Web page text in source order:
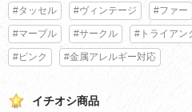
#タッセル #ヴィンテージ #ファー
#マーブル #サークル #トライアン
#ピンク #金属アレルギー対応
イチオシ商品